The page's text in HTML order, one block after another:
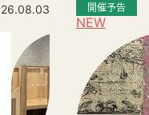
NEW
開催予告